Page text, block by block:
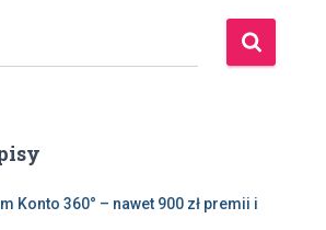
Konto 360° – nawet 900 zł premii i